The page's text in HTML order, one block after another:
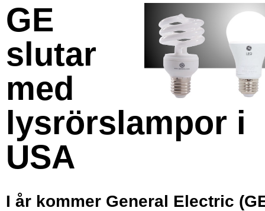
GE
slutar
med
lysrörslampor i
USA
I år kommer General Electric